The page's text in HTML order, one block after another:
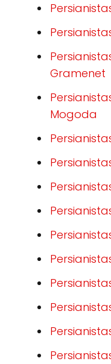
Gramenet
Mogoda